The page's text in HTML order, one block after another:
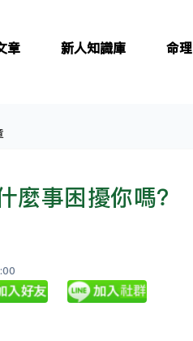
章 新人知識庫 命理
麼事困擾你嗎？